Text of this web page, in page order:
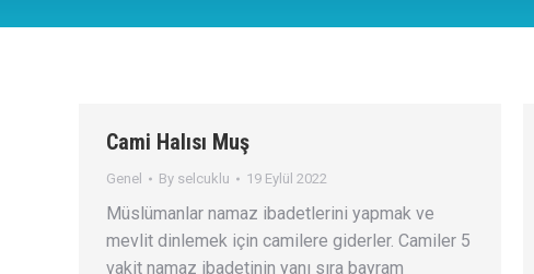
Cami Halısı Muş
Genel By selcuklu 19 Eylül 2022
Müslümanlar namaz ibadetlerini yapmak ve
mevlit dinlemek için camilere giderler. Camiler 5
vakit namaz ibadetinin yanı sıra bayram